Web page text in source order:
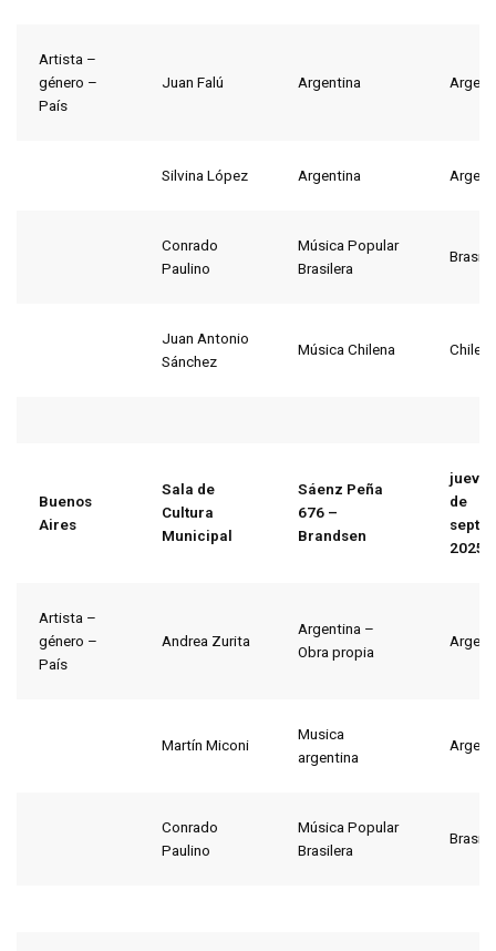
Artista –
género –
País
Juan Falú Argentina
Silvina López Argentina
Conrado
Paulino
Música Popular
Brasilera
Brasil
Juan Antonio
Sánchez
Música Chilena Chile
Buenos
Aires
Sala de
Cultura
Municipal
Sáenz Peña
676 –
Brandsen
de
2025
Artista –
género –
País
Andrea Zurita
Argentina –
Obra propia
Martín Miconi
Musica
argentina
Conrado
Paulino
Música Popular
Brasilera
Brasil